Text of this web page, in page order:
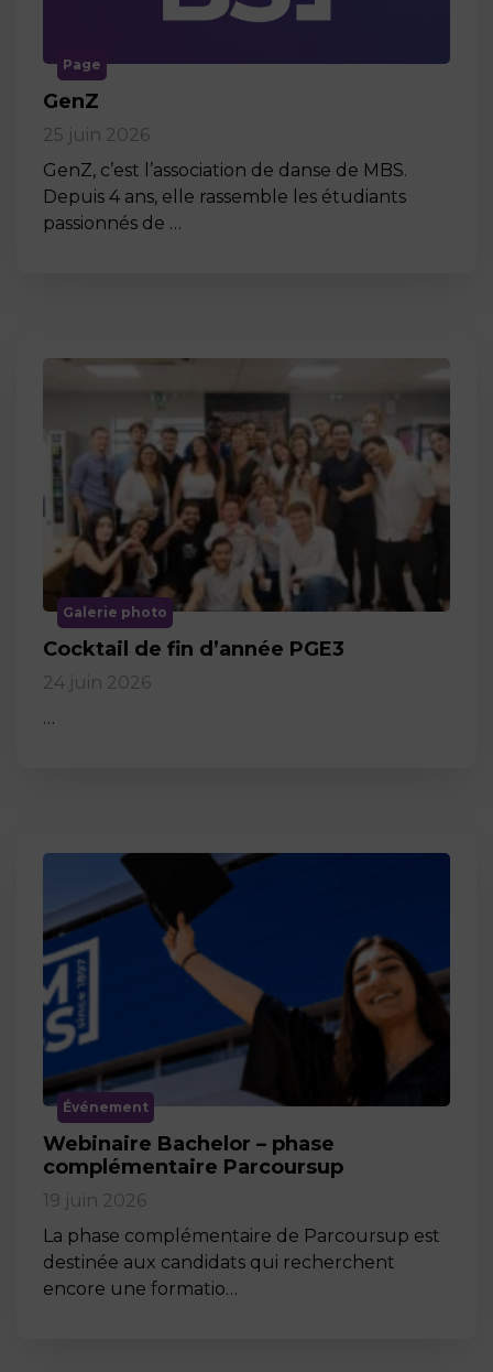
Page
GenZ
25 juin 2026
GenZ, c’est l’association de danse de MBS.
Depuis 4 ans, elle rassemble les étudiants
passionnés de …
Galerie photo
Cocktail de fin d’année PGE3
24 juin 2026
…
Événement
Webinaire Bachelor – phase
complémentaire Parcoursup
19 juin 2026
La phase complémentaire de Parcoursup est
destinée aux candidats qui recherchent
encore une formatio…